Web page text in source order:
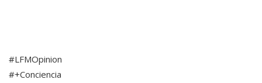
#LFMOpinion
#+Conciencia